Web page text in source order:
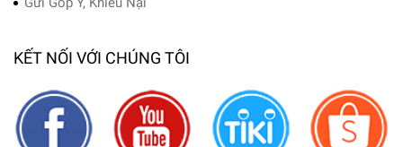
KẾT NỐI VỚI CHÚNG TÔI